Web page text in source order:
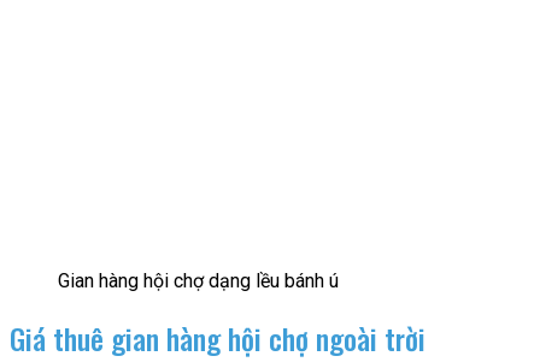
Gian hàng hội chợ dạng lều bánh ú
Giá thuê gian hàng hội chợ ngoài trời